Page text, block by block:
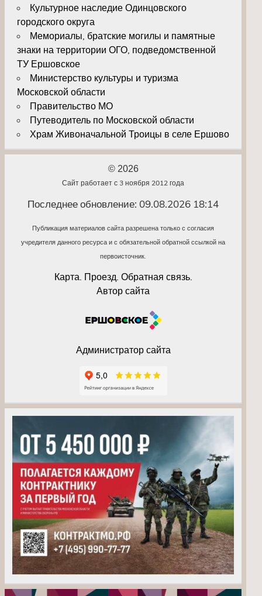
Культурное наследие Одинцовского
городского округа
Мемориалы, братские могилы и памятные
знаки на территории ОГО, подведомственной
ТУ Ершовское
Министерство культуры и туризма
Московской области
Правительство МО
Путеводитель по Московской области
Храм Живоначальной Троицы в селе Ершово
© 2026
Сайт работает с 3 ноября 2012 года
Последнее обновление: 09.08.2026 18:14
Публикация материалов сайта разрешена только с согласия
учредителя данного ресурса и с обязательной обратной ссылкой на
первоисточник.
Карта. Проезд. Обратная связь.
Автор сайта
Администратор сайта